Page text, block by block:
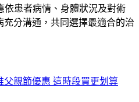
依患者病情、身體狀況及對術
分溝通，共同選擇最適合的治
親節優惠 這時段買更划算